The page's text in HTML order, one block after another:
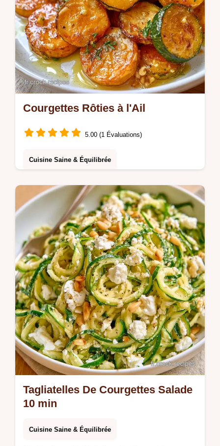
Courgettes Rôties à l'Ail
5.00 (1 Évaluations)
Cuisine Saine & Équilibrée
fondant avec des bords caramélisés. On
explique l'intérêt de cette méthode pour
éviter l'eau. Prêtes en 30 minutes.
Tagliatelles De Courgettes Salade
10 min
Cuisine Saine & Équilibrée